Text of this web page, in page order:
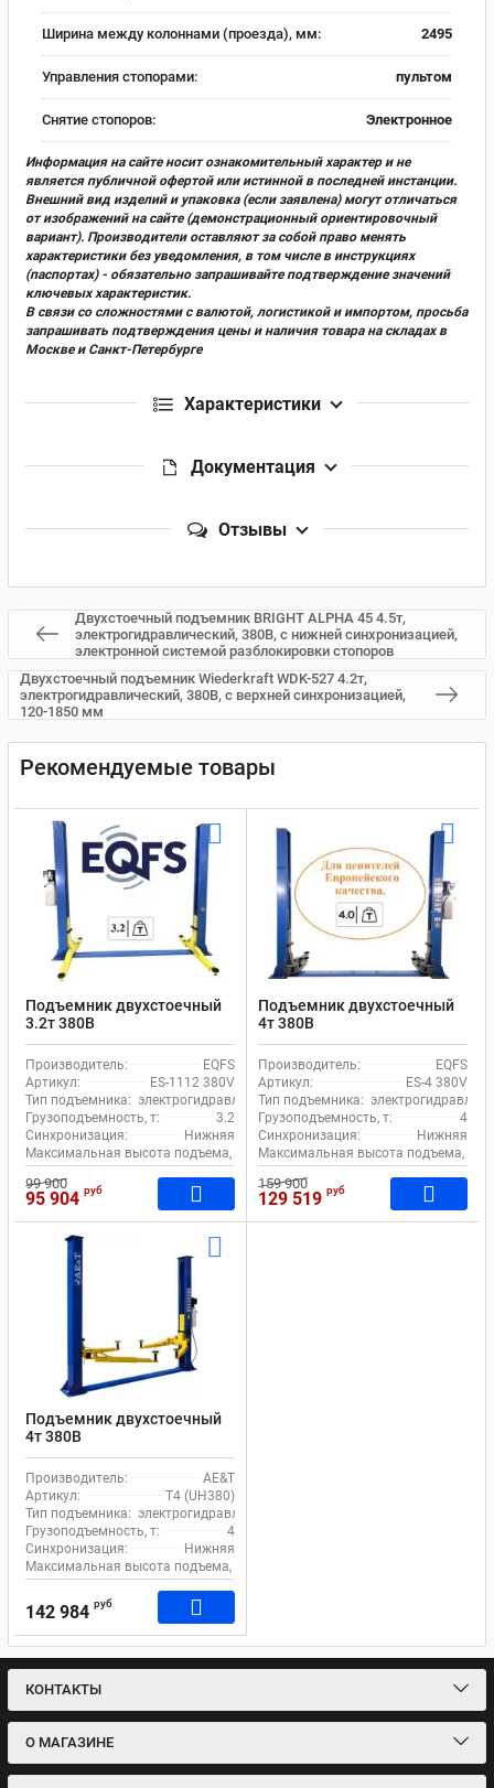
Ширина между колоннами (проезда), мм: 2495
Управления стопорами: пультом
Снятие стопоров: Электронное
Информация на сайте носит ознакомительный характер и не
является публичной офертой или истинной в последней инстанции.
Внешний вид изделий и упаковка (если заявлена) могут отличаться
от изображений на сайте (демонстрационный ориентировочный
вариант). Производители оставляют за собой право менять
характеристики без уведомления, в том числе в инструкциях
(паспортах) - обязательно запрашивайте подтверждение значений
ключевых характеристик.
В связи со сложностями с валютой, логистикой и импортом, просьба
запрашивать подтверждения цены и наличия товара на складах в
Москве и Санкт-Петербурге
Характеристики
Документация
Отзывы
Двухстоечный подъемник BRIGHT ALPHA 45 4.5т,
электрогидравлический, 380В, с нижней синхронизацией,
электронной системой разблокировки стопоров
Двухстоечный подъемник Wiederkraft WDK-527 4.2т,
электрогидравлический, 380В, с верхней синхронизацией,
120-1850 мм
Рекомендуемые товары
Подъемник двухстоечный
3.2т 380В
электрогидравлический с
нижней синхронизацией
EQFS ES-1112 380V Bucher
Hydraulics
Производитель:
EQFS
Артикул:
ES-1112 380V
Тип подъемника: электрогидравлический
Грузоподъемность, т:
3.2
Синхронизация:
Нижняя
Максимальная высота подъема, мм:
1920
99 900
95 904 руб
Подъемник двухстоечный
4т 380В
электрогидравлический с
нижней синхронизацией
EQFS ES-4 380V
Производитель:
EQFS
Артикул:
ES-4 380V
Тип подъемника:
Грузоподъемность, т:
4
Синхронизация:
Нижняя
Максимальная высота подъема, мм:
159 900
129 519 руб
Подъемник двухстоечный
4т 380В
электрогидравлический с
нижней синхронизацией
AE&T T4 (UH380)
Производитель:
AE&T
Артикул:
T4 (UH380)
Тип подъемника: электрогидравлический
Грузоподъемность, т:
4
Синхронизация:
Нижняя
Максимальная высота подъема, мм:
142 984 руб
КОНТАКТЫ
О МАГАЗИНЕ